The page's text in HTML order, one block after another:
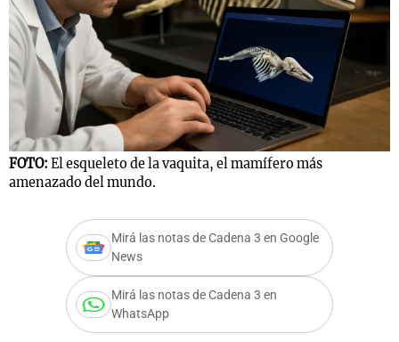
FOTO: El esqueleto de la vaquita, el mamífero más
amenazado del mundo.
Mirá las notas de Cadena 3 en Google
News
Mirá las notas de Cadena 3 en
WhatsApp